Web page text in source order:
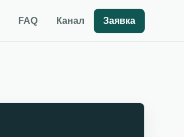
FAQ Канал Заявка